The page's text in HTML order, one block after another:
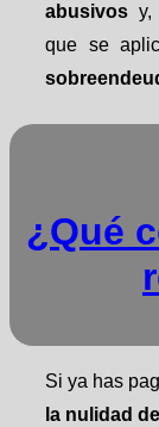
abusivos y,
que se
¿Qué
Si ya has
la nulidad